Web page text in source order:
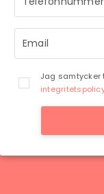
Jag samtycker